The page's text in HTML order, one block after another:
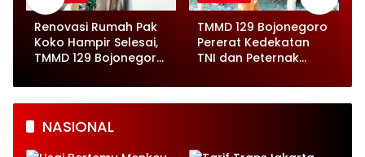
Renovasi Rumah Pak
Koko Hampir Selesai,
TMMD 129 Bojonegoro
Pesat
TMMD 129 Bojonegoro
Pererat Kedekatan
TNI dan Peternak
NASIONAL